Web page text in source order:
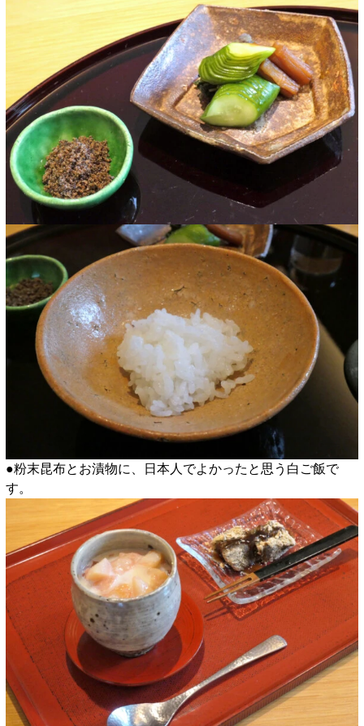
●粉末昆布とお漬物に、日本人でよかったと思う白ご飯で
す。